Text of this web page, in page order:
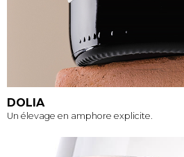
DOLIA
Un élevage en amphore explicite.